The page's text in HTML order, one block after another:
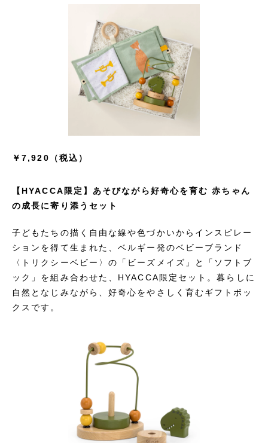
￥7,920（税込）
【HYACCA限定】あそびながら好奇心を育む 赤ちゃん
の成長に寄り添うセット
子どもたちの描く自由な線や色づかいからインスピレー
ションを得て生まれた、ベルギー発のベビーブランド
〈トリクシーベビー〉の「ビーズメイズ」と「ソフトブ
ック」を組み合わせた、HYACCA限定セット。暮らしに
自然となじみながら、好奇心をやさしく育むギフトボッ
クスです。